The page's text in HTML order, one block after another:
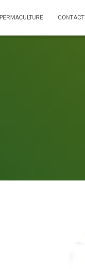
PERMACULTURE CONTACT